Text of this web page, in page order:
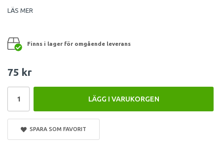
LÄS MER
Finns i lager för omgående leverans
75 kr
LÄGG I VARUKORGEN
SPARA SOM FAVORIT